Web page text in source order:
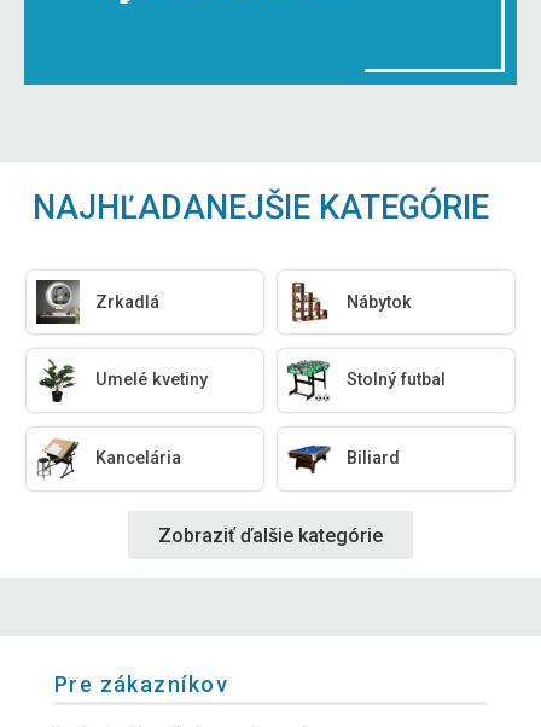
NAJHĽADANEJŠIE KATEGÓRIE
Zrkadlá Nábytok
Umelé kvetiny Stolný futbal
Kancelária Biliard
Zobraziť ďalšie kategórie
Pre zákazníkov